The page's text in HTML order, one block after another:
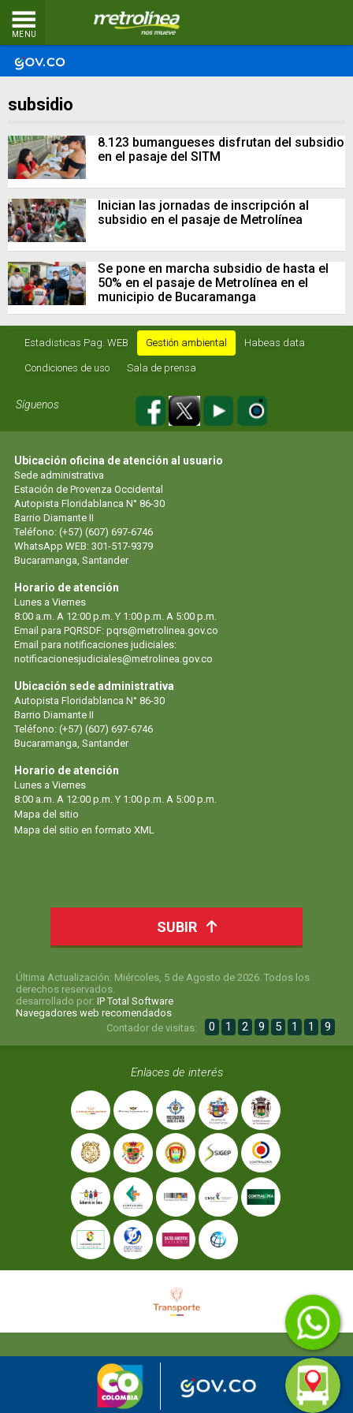
MENU
subsidio
8.123 bumangueses disfrutan del subsidio
en el pasaje del SITM
Inician las jornadas de inscripción al
subsidio en el pasaje de Metrolínea
Se pone en marcha subsidio de hasta el
50% en el pasaje de Metrolínea en el
municipio de Bucaramanga
Estadisticas Pag. WEB Gestión ambiental Habeas data
Condiciones de uso Sala de prensa
Síguenos
Ubicación oficina de atención al usuario
Sede administrativa
Estación de Provenza Occidental
Autopista Floridablanca N° 86-30
Barrio Diamante II
Teléfono: (+57) (607) 697-6746
WhatsApp WEB: 301-517-9379
Bucaramanga, Santander
Horario de atención
Lunes a Viernes
8:00 a.m. A 12:00 p.m. Y 1:00 p.m. A 5:00 p.m.
Email para PQRSDF: pqrs@metrolinea.gov.co
Email para notificaciones judiciales:
notificacionesjudiciales@metrolinea.gov.co
Ubicación sede administrativa
Autopista Floridablanca N° 86-30
Barrio Diamante II
Teléfono: (+57) (607) 697-6746
Bucaramanga, Santander
Horario de atención
Lunes a Viernes
8:00 a.m. A 12:00 p.m. Y 1:00 p.m. A 5:00 p.m.
Mapa del sitio
Mapa del sitio en formato XML
SUBIR
Última Actualización: Miércoles, 5 de Agosto de 2026. Todos los
derechos reservados.
desarrollado por: IP Total Software
Navegadores web recomendados
Contador de visitas:
0 1 2 9 5 1 1 9
Enlaces de interés